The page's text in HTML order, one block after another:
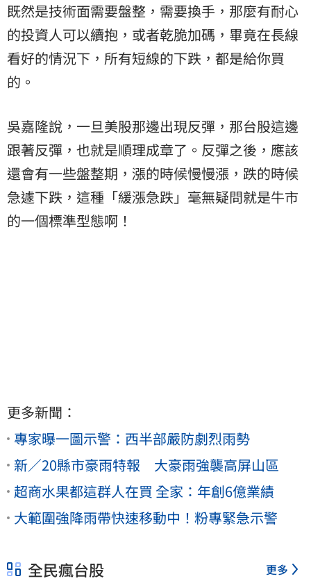
既然是技術面需要盤整，需要換手，那麼有耐心
的投資人可以續抱，或者乾脆加碼，畢竟在長線
看好的情況下，所有短線的下跌，都是給你買
的。
吳嘉隆說，一旦美股那邊出現反彈，那台股這邊
跟著反彈，也就是順理成章了。反彈之後，應該
還會有一些盤整期，漲的時候慢慢漲，跌的時候
急遽下跌，這種「緩漲急跌」毫無疑問就是牛市
的一個標準型態啊！
更多新聞：
專家曝一圖示警：西半部嚴防劇烈雨勢
新／20縣市豪雨特報 大豪雨強襲高屏山區
超商水果都這群人在買 全家：年創6億業績
大範圍強降雨帶快速移動中！粉專緊急示警
全民瘋台股 更多